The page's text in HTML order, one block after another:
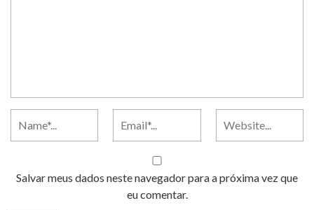
Salvar meus dados neste navegador para a próxima vez que
eu comentar.